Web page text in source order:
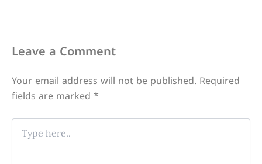
Leave a Comment
Your email address will not be published. Required
fields are marked *
Type
here..